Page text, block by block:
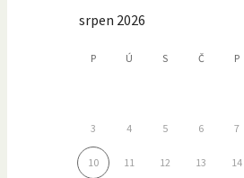
srpen 2026
P Ú S Č P
3 4 5 6 7
10 11 12 13 14